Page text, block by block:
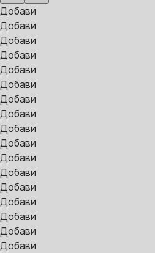
Добави
Добави
Добави
Добави
Добави
Добави
Добави
Добави
Добави
Добави
Добави
Добави
Добави
Добави
Добави
Добави
Добави